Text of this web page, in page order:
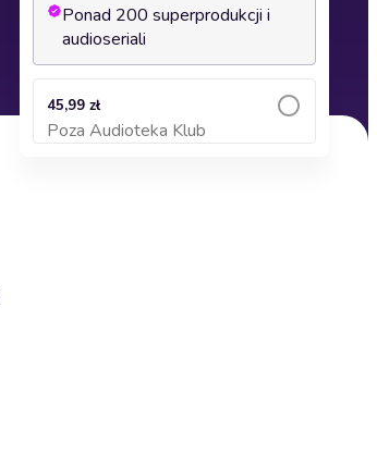
Ponad 200 superprodukcji i
audioseriali
45,99 zł
Poza Audioteka Klub
Dodaj do koszyka